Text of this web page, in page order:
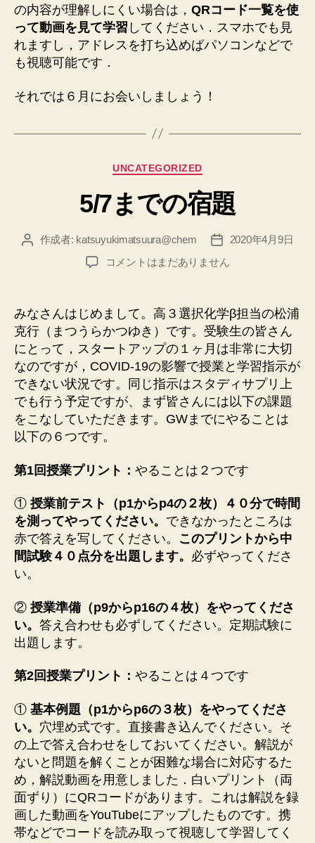
の内容が理解しにくい場合は， QRコード一覧を使
って動画を見て学習 してください．スマホでも見
れますし，アドレスを打ち込めばパソコンなどで
も視聴可能です．
それでは６月にお会いしましょう！
カ
ゴ
リ
UNCATEGORIZED
5/7までの宿題
投 作成者: katsuyukimatsuura@chem
投
稿
日
2020年4月9日
5/7
の
宿
題
の
コメントはまだありません
みなさんはじめまして。高３選択化学β担当の松浦
克行（まつうらかつゆき）です。受験生の皆さん
にとって，スタートアップの１ヶ月は非常に大切
なのですが，COVID-19の影響で授業と学習指示が
できない状況です。同じ指示はスタディサプリ上
でも行う予定ですが、まず皆さんには以下の課題
をこなしていただきます。GWまでにやることは
以下の６つです。
第1回授業プリント： やることは２つです
① 授業前テスト（p1からp4の２枚）４０分で時間
を測ってやってください。 できなかったところは
赤で答えを写してください。 このプリントから中
間試験４０点分を出題します。 必ずやってくださ
い。
② 授業準備（p9からp16の４枚）をやってくださ
い。 答え合わせも必ずしてください。定期試験に
出題します。
第2回授業プリント： やることは４つです
① 基本例題（p1からp6の３枚）をやってくださ
い。 穴埋め式です。直接書き込んでください。そ
の上で答え合わせをしておいてください。解説が
ないと問題を解くことが困難な場合に対応するた
め，解説動画を用意しました．白いプリント（両
面ずり）にQRコードがあります。これは解説を録
画した動画をYouTubeにアップしたものです。携
帯などでコードを読み取って視聴して学習してく